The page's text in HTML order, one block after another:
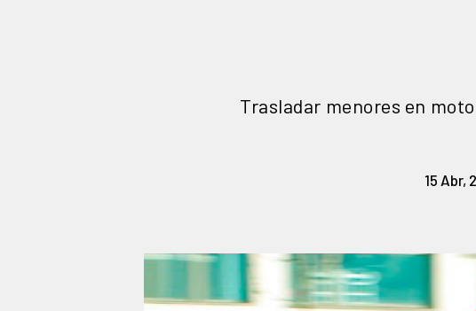
Trasladar menores en
15 Abr,